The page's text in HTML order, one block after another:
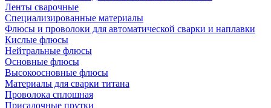
Ленты сварочные
Специализированные материалы
Флюсы и проволоки для автоматической сварки и наплавки
Кислые флюсы
Нейтральные флюсы
Основные флюсы
Высокоосновные флюсы
Материалы для сварки титана
Проволока сплошная
Присадочные прутки